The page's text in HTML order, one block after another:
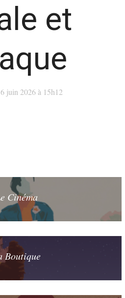
et
juin 2026 à 15h12
Cinéma
Boutique